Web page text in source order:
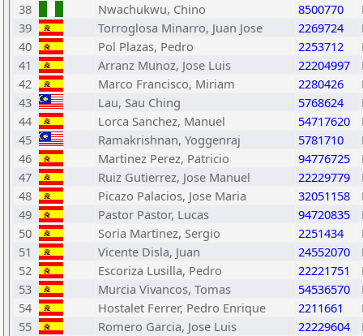
38
Nwachukwu, Chino 8500770
39
Torroglosa Minarro, Juan Jose 2269724
40
Pol Plazas, Pedro 2253712
41
Arranz Munoz, Jose Luis 22204997
42
Marco Francisco, Miriam 2280426
43
Lau, Sau Ching 5768624
44
Lorca Sanchez, Manuel 54717620
45
Ramakrishnan, Yoggenraj 5781710
46
Martinez Perez, Patricio 94776725
47
Ruiz Gutierrez, Jose Manuel 22229779
48
Picazo Palacios, Jose Maria 32051158
49
Pastor Pastor, Lucas 94720835
50
Soria Martinez, Sergio 2251434
51
Vicente Disla, Juan 24552070
52
Escoriza Lusilla, Pedro 22221751
53
Murcia Vivancos, Tomas 54536570
54
Hostalet Ferrer, Pedro Enrique 2211661
55
Romero Garcia, Jose Luis 22229604